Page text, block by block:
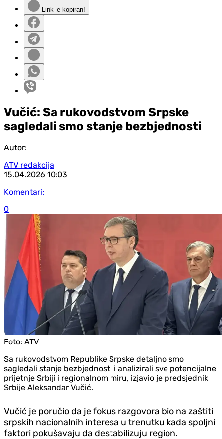
Link je kopiran!
Vučić: Sa rukovodstvom Srpske
sagledali smo stanje bezbjednosti
Autor:
ATV redakcija
15.04.2026 10:03
Komentari:
0
Foto: ATV
Sa rukovodstvom Republike Srpske detaljno smo
sagledali stanje bezbjednosti i analizirali sve potencijalne
prijetnje Srbiji i regionalnom miru, izjavio je predsjednik
Srbije Aleksandar Vučić.
Vučić je poručio da je fokus razgovora bio na zaštiti
srpskih nacionalnih interesa u trenutku kada spoljni
faktori pokušavaju da destabilizuju region.